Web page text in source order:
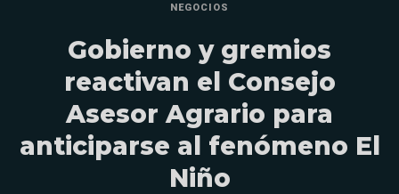
NEGOCIOS
Gobierno y gremios
reactivan el Consejo
Asesor Agrario para
anticiparse al fenómeno El
Niño